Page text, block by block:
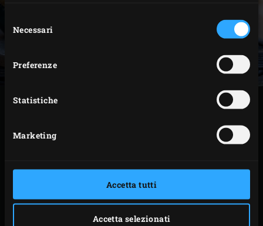
delNecessari
Preferenze
Statistiche
Marketing
Accetta tutti
Accetta selezionati
Portare la temperatura dell’EGG a 200°C. Affettare
per zuppa. Versare la zuppa raffreddata.
Stendere circa metà della pasta su una superficie di
lavoro infarinata fino a raggiungere uno spessore di
3-4 millimetri. Con l’aiuto di un anello da cucina,